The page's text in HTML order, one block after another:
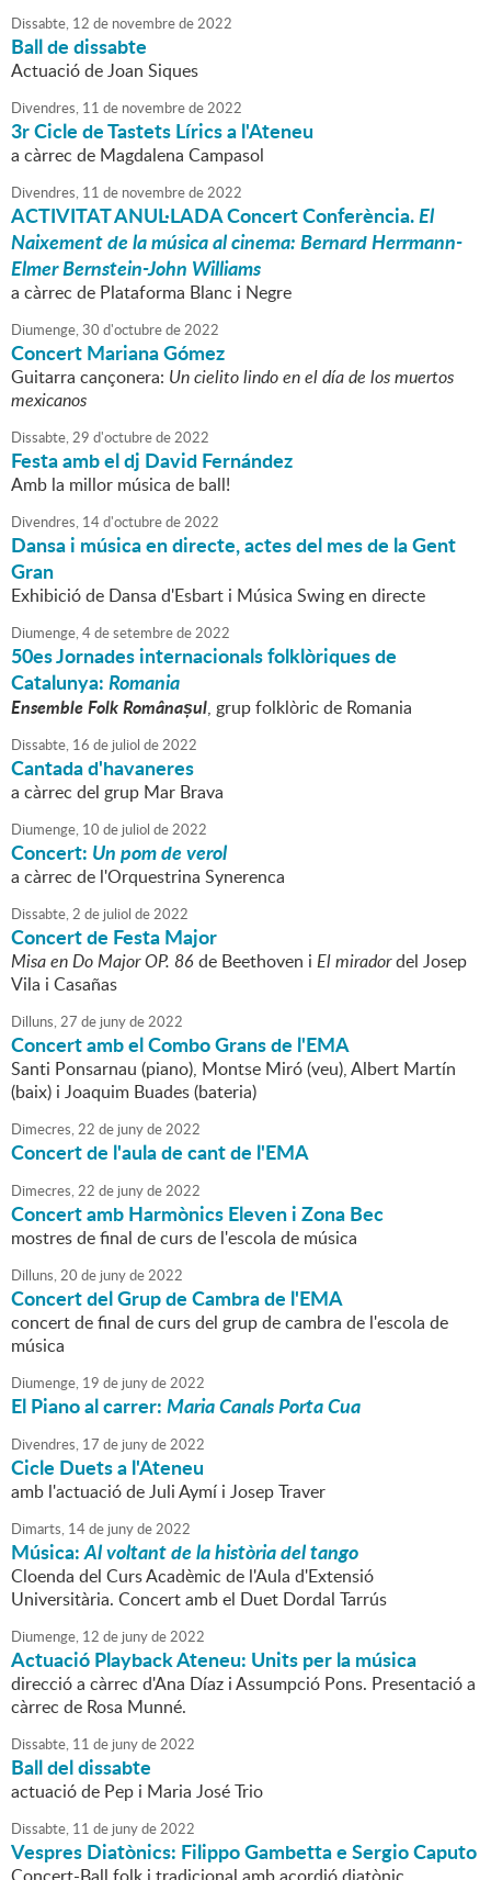
Dissabte, 12 de novembrede2022
Ball de dissabte
Actuació de Joan Siques
Divendres, 11 de novembrede2022
3r Cicle de Tastets Lírics a l'Ateneu
a càrrec de Magdalena Campasol
Divendres, 11 de novembrede2022
ACTIVITAT ANUL·LADA Concert Conferència.El
Naixement de la música al cinema: Bernard Herrmann-
Elmer Bernstein-John Williams
a càrrec de Plataforma Blanc i Negre
Diumenge,30 d'octubrede2022
Concert Mariana Gómez
Guitarra cançonera: Un cielito lindo en el día de los muertos
mexicanos
Dissabte,29 d'octubrede2022
Festa amb el dj David Fernández
Amb la millor música de ball!
Divendres, 14d'octubrede2022
Dansa i música en directe, actes del mes de la Gent
Gran
Exhibició de Dansa d'Esbart i Música Swing en directe
Diumenge,4desetembrede2022
50es Jornades internacionals folklòriques de
Catalunya:Romania
Ensemble Folk Românașul, grup folklòric de Romania
Dissabte, 16 de juliol de2022
Cantada d'havaneres
a càrrec del grup Mar Brava
Diumenge, 10 de juliol de2022
Concert: Un pom de verol
a càrrec de l'Orquestrina Synerenca
Dissabte,2 de juliol de2022
Concert de Festa Major
Misa en Do Major OP. 86 de Beethoven i El miradordel Josep
Vila i Casañas
Dilluns,27 de junyde2022
Concert amb el Combo Grans de l'EMA
Santi Ponsarnau (piano), Montse Miró (veu), Albert Martín
(baix) i Joaquim Buades (bateria)
Dimecres,22 de junyde2022
Concert de l'aula de cant de l'EMA
Dimecres,22 de junyde2022
Concert amb Harmònics Eleven i Zona Bec
mostres de final de curs de l'escola de música
Dilluns,20 de junyde2022
Concert del Grup de Cambra de l'EMA
concert de final de curs del grup de cambra de l'escola de
música
Diumenge, 19 de junyde2022
El Piano al carrer:Maria Canals Porta Cua
Divendres, 17 de junyde2022
Cicle Duets a l'Ateneu
amb l'actuació de Juli Aymí i Josep Traver
Dimarts, 14de junyde2022
Música:Al voltant de la història del tango
Cloenda del Curs Acadèmic de l'Aula d'Extensió
Universitària. Concert amb el Duet Dordal Tarrús
Diumenge, 12 de junyde2022
Actuació Playback Ateneu: Units per la música
direcció a càrrec d'Ana Díaz i Assumpció Pons. Presentació a
càrrec de Rosa Munné.
Dissabte, 11 de junyde2022
Ball del dissabte
actuació de Pep i Maria José Trio
Dissabte, 11 de junyde2022
Vespres Diatònics: Filippo Gambetta e Sergio Caputo